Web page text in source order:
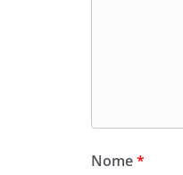
Nome*